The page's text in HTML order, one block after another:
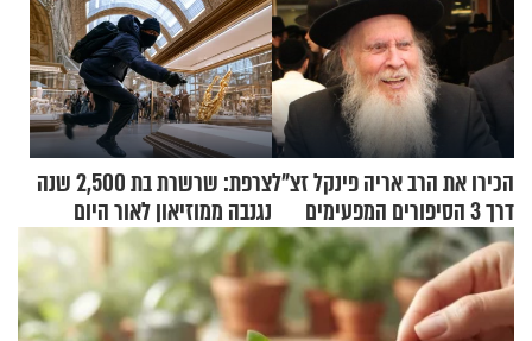
הכירו את הרב אריה פינקל זצ"ל
דרך 3 הסיפורים המפעימים
האלה
צרפת: שרשרת בת 2,500 שנה
נגנבה ממוזיאון לאור היום